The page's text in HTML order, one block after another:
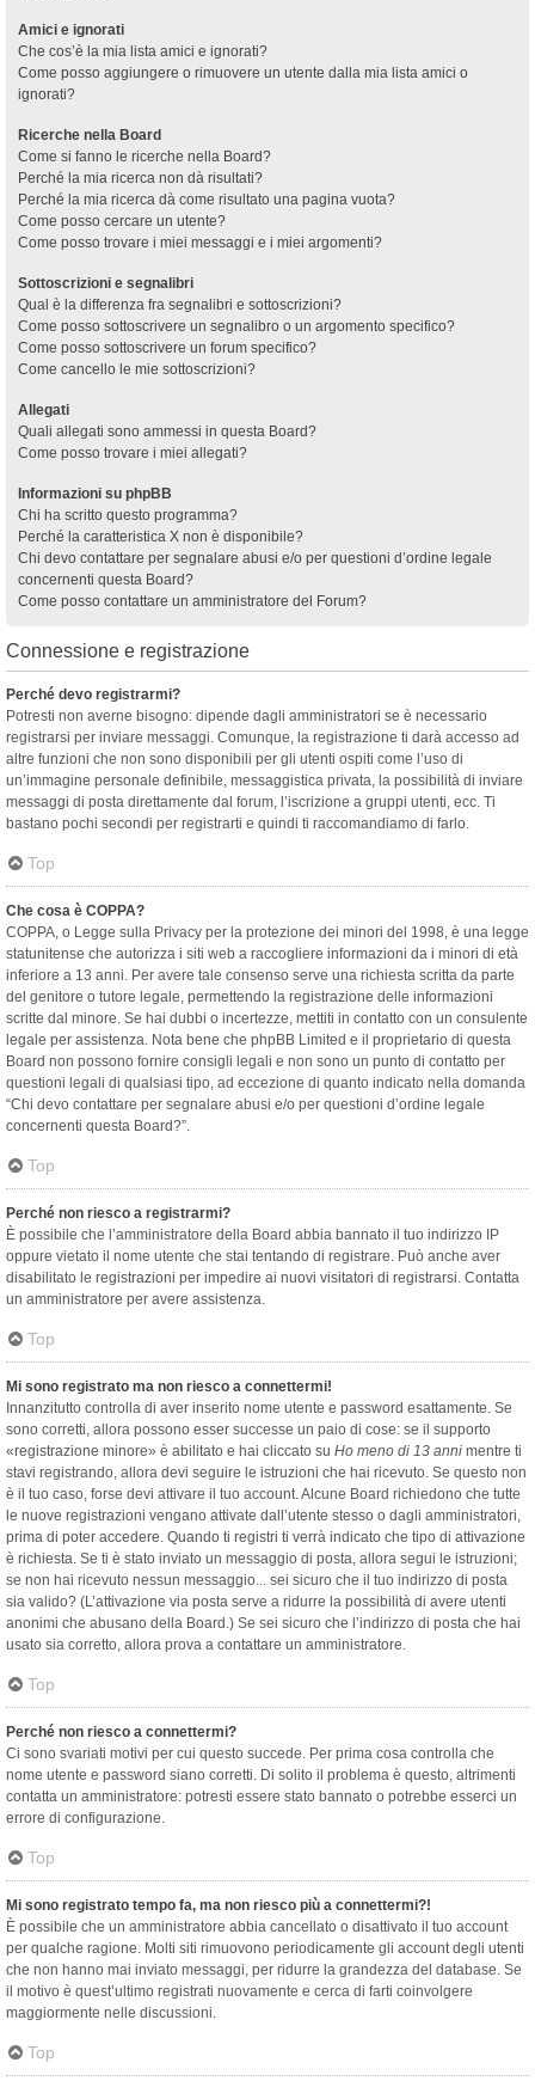
Amici e ignorati
Che cos’è la mia lista amici e ignorati?
Come posso aggiungere o rimuovere un utente dalla mia lista amici o
ignorati?
Ricerche nella Board
Come si fanno le ricerche nella Board?
Perché la mia ricerca non dà risultati?
Perché la mia ricerca dà come risultato una pagina vuota?
Come posso cercare un utente?
Come posso trovare i miei messaggi e i miei argomenti?
Sottoscrizioni e segnalibri
Qual è la differenza fra segnalibri e sottoscrizioni?
Come posso sottoscrivere un segnalibro o un argomento specifico?
Come posso sottoscrivere un forum specifico?
Come cancello le mie sottoscrizioni?
Allegati
Quali allegati sono ammessi in questa Board?
Come posso trovare i miei allegati?
Informazioni su phpBB
Chi ha scritto questo programma?
Perché la caratteristica X non è disponibile?
Chi devo contattare per segnalare abusi e/o per questioni d’ordine legale
concernenti questa Board?
Come posso contattare un amministratore del Forum?
Connessione e registrazione
Perché devo registrarmi?
Potresti non averne bisogno: dipende dagli amministratori se è necessario
registrarsi per inviare messaggi. Comunque, la registrazione ti darà accesso ad
altre funzioni che non sono disponibili per gli utenti ospiti come l’uso di
un’immagine personale definibile, messaggistica privata, la possibilità di inviare
messaggi di posta direttamente dal forum, l’iscrizione a gruppi utenti, ecc. Ti
bastano pochi secondi per registrarti e quindi ti raccomandiamo di farlo.
Top
Che cosa è COPPA?
COPPA, o Legge sulla Privacy per la protezione dei minori del 1998, è una legge
statunitense che autorizza i siti web a raccogliere informazioni da i minori di età
inferiore a 13 anni. Per avere tale consenso serve una richiesta scritta da parte
del genitore o tutore legale, permettendo la registrazione delle informazioni
scritte dal minore. Se hai dubbi o incertezze, mettiti in contatto con un consulente
legale per assistenza. Nota bene che phpBB Limited e il proprietario di questa
Board non possono fornire consigli legali e non sono un punto di contatto per
questioni legali di qualsiasi tipo, ad eccezione di quanto indicato nella domanda
“Chi devo contattare per segnalare abusi e/o per questioni d’ordine legale
concernenti questa Board?”.
Top
Perché non riesco a registrarmi?
È possibile che l’amministratore della Board abbia bannato il tuo indirizzo IP
oppure vietato il nome utente che stai tentando di registrare. Può anche aver
disabilitato le registrazioni per impedire ai nuovi visitatori di registrarsi. Contatta
un amministratore per avere assistenza.
Top
Mi sono registrato ma non riesco a connettermi!
Innanzitutto controlla di aver inserito nome utente e password esattamente. Se
sono corretti, allora possono esser successe un paio di cose: se il supporto
«registrazione minore» è abilitato e hai cliccato su Ho meno di 13 anni mentre ti
stavi registrando, allora devi seguire le istruzioni che hai ricevuto. Se questo non
è il tuo caso, forse devi attivare il tuo account. Alcune Board richiedono che tutte
le nuove registrazioni vengano attivate dall’utente stesso o dagli amministratori,
prima di poter accedere. Quando ti registri ti verrà indicato che tipo di attivazione
è richiesta. Se ti è stato inviato un messaggio di posta, allora segui le istruzioni;
se non hai ricevuto nessun messaggio... sei sicuro che il tuo indirizzo di posta
sia valido? (L’attivazione via posta serve a ridurre la possibilità di avere utenti
anonimi che abusano della Board.) Se sei sicuro che l’indirizzo di posta che hai
usato sia corretto, allora prova a contattare un amministratore.
Top
Perché non riesco a connettermi?
Ci sono svariati motivi per cui questo succede. Per prima cosa controlla che
nome utente e password siano corretti. Di solito il problema è questo, altrimenti
contatta un amministratore: potresti essere stato bannato o potrebbe esserci un
errore di configurazione.
Top
Mi sono registrato tempo fa, ma non riesco più a connettermi?!
È possibile che un amministratore abbia cancellato o disattivato il tuo account
per qualche ragione. Molti siti rimuovono periodicamente gli account degli utenti
che non hanno mai inviato messaggi, per ridurre la grandezza del database. Se
il motivo è quest’ultimo registrati nuovamente e cerca di farti coinvolgere
maggiormente nelle discussioni.
Top